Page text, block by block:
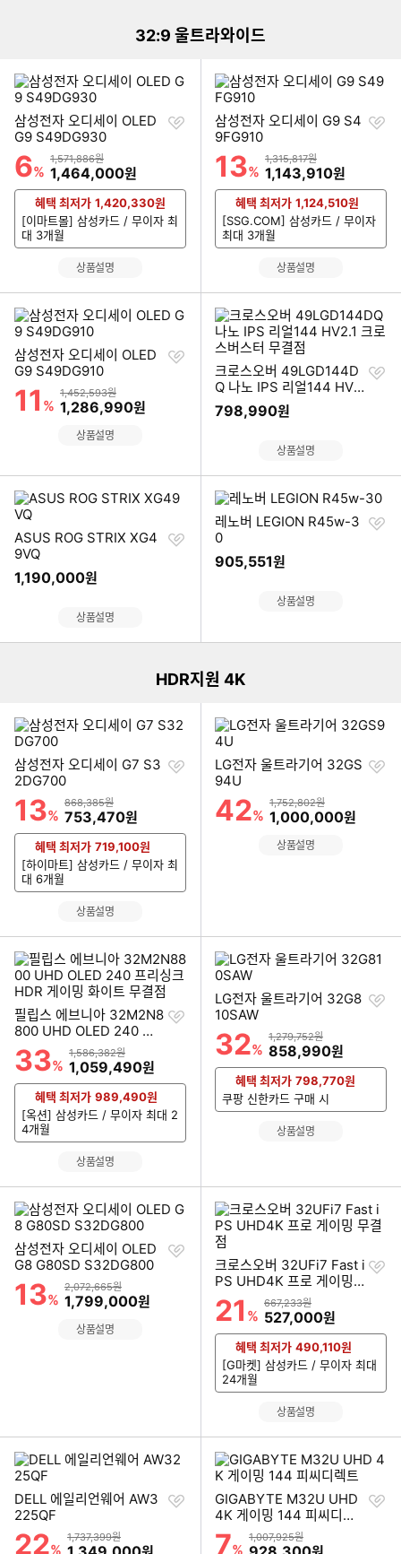
32:9 울트라와이드
삼성전자 오디세이 OLED
G9 S49DG930
할인률
6%
상품금액
1,571,886원
할인금액
1,464,000원
찜
혜택 최저가 1,420,330원
[이마트몰] 삼성카드 / 무이자 최
대 3개월
상품설명
삼성전자 오디세이 G9 S4
9FG910
할인률
13%
상품금액
1,315,817원
할인금액
1,143,910원
찜
혜택 최저가 1,124,510원
[SSG.COM] 삼성카드 / 무이자
최대 3개월
상품설명
삼성전자 오디세이 OLED
G9 S49DG910
할인률
11 %
상품금액
1,452,593원
할인금액
1,286,990원
찜
상품설명
크로스오버 49LGD144D
Q 나노 IPS 리얼144 HV2.
1 크로스버스터 무결점
798,990원
찜
상품설명
ASUS ROG STRIX XG4
9VQ
1,190,000원
찜
상품설명
레노버 LEGION R45w-3
0
905,551원
찜
상품설명
HDR지원 4K
삼성전자 오디세이 G7 S3
2DG700
할인률
13%
상품금액
868,385원
할인금액
753,470원
찜
혜택 최저가 719,100원
[하이마트] 삼성카드 / 무이자 최
대 6개월
상품설명
LG전자 울트라기어 32GS
94U
할인률
42%
상품금액
1,752,802원
할인금액
1,000,000원
찜
상품설명
필립스 에브니아 32M2N8
800 UHD OLED 240 프
리싱크 HDR 게이밍 화이
트 무결점
할인률
33%
상품금액
1,586,382원
할인금액
1,059,490원
찜
혜택 최저가 989,490원
[옥션] 삼성카드 / 무이자 최대 2
4개월
상품설명
LG전자 울트라기어 32G8
10SAW
할인률
32%
상품금액
1,279,752원
할인금액
858,990원
찜
혜택 최저가 798,770원
쿠팡 신한카드 구매 시
상품설명
삼성전자 오디세이 OLED
G8 G80SD S32DG800
할인률
13%
상품금액
2,072,665원
할인금액
1,799,000원
찜
상품설명
크로스오버 32UFi7 Fast i
PS UHD4K 프로 게이밍
무결점
할인률
21 %
상품금액
667,233원
할인금액
527,000원
찜
혜택 최저가 490,110원
[G마켓] 삼성카드 / 무이자 최대
24개월
상품설명
DELL 에일리언웨어 AW3
225QF
할인률
22%
상품금액
1,737,399원
할인금액
찜
GIGABYTE M32U UHD
4K 게이밍 144 피씨디렉
트
할인률
7%
상품금액
1,007,925원
할인금액
찜